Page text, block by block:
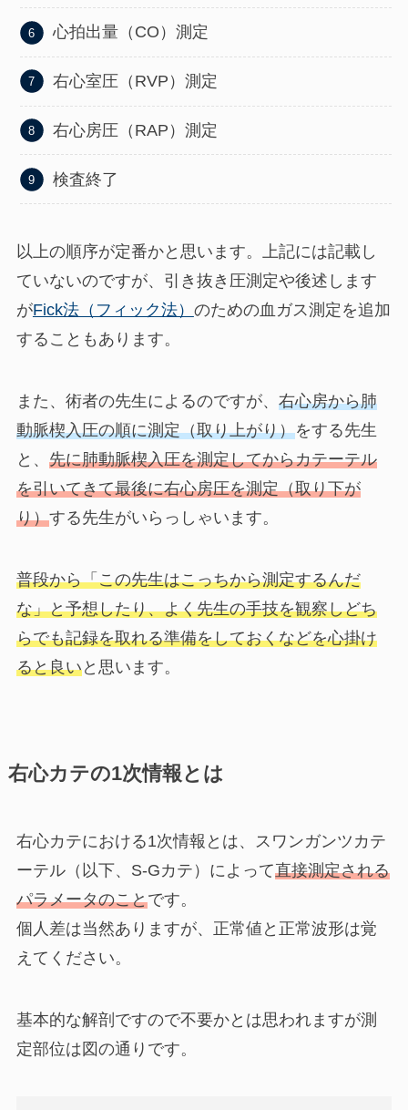
心拍出量（CO）測定
右心室圧（RVP）測定
右心房圧（RAP）測定
検査終了
以上の順序が定番かと思います。上記には記載し
ていないのですが、引き抜き圧測定や後述します
がFick法（フィック法） のための血ガス測定を追加
することもあります。
また、術者の先生によるのですが、 右心房から肺
動脈楔入圧の順に測定（取り上がり）をする先生
と、 先に肺動脈楔入圧を測定してからカテーテル
を引いてきて最後に右心房圧を測定（取り下が
り）する先生がいらっしゃいます。
普段から「この先生はこっちから測定するんだ
な」と予想したり、よく先生の手技を観察しどち
らでも記録を取れる準備をしておくなどを心掛け
ると良いと思います。
右心カテの1次情報とは
右心カテにおける1次情報 とは、スワンガンツカテ
ーテル（以下、S-Gカテ）によって直接測定される
パラメータのことです。
個人差は当然ありますが、正常値と正常波形は覚
えてください。
基本的な解剖ですので不要かとは思われますが測
定部位は図の通りです。